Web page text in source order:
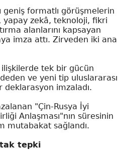
geniş formatlı görüşmelerin
yapay zekâ, teknoloji, fikri
alanlarını kapsayan
imza attı. Zirveden iki ana
tek bir gücün
ve yeni tip uluslararası
imzaladı.
"Çin-Rusya İyi
Anlaşması"nın süresinin
mutabakat sağlandı.
tepki